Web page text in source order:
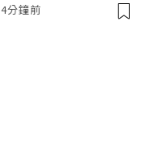
4分鐘前